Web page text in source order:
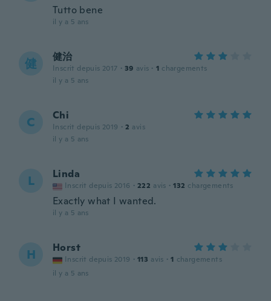
Tutto bene
il y a 5 ans
健 健治
Inscrit depuis 2017 · 39 avis · 1 chargements
il y a 5 ans
C Chi
Inscrit depuis 2019 · 2 avis
il y a 5 ans
L Linda
Inscrit depuis 2016 · 222 avis · 132 chargements
Exactly what I wanted.
il y a 5 ans
H Horst
Inscrit depuis 2019 · 113 avis · 1 chargements
il y a 5 ans